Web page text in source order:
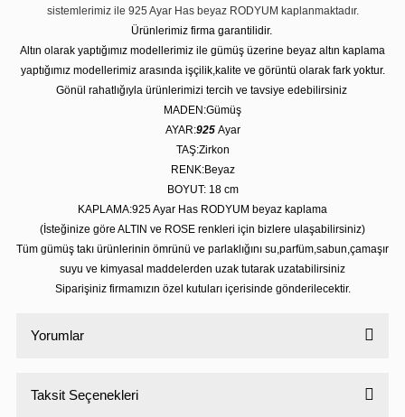
sistemlerimiz ile 925 Ayar Has beyaz RODYUM kaplanmaktadır.
Ürünlerimiz firma garantilidir.
Altın olarak yaptığımız modellerimiz ile gümüş üzerine beyaz altın kaplama
yaptığımız modellerimiz arasında işçilik,kalite ve görüntü olarak fark yoktur.
Gönül rahatlığıyla ürünlerimizi tercih ve tavsiye edebilirsiniz
MADEN:Gümüş
AYAR:925 Ayar
TAŞ:Zirkon
RENK:Beyaz
BOYUT: 18 cm
KAPLAMA:925 Ayar Has RODYUM beyaz kaplama
(İsteğinize göre ALTIN ve ROSE renkleri için bizlere ulaşabilirsiniz)
Tüm gümüş takı ürünlerinin ömrünü ve parlaklığını su,parfüm,sabun,çamaşır
suyu ve kimyasal maddelerden uzak tutarak uzatabilirsiniz
Siparişiniz firmamızın özel kutuları içerisinde gönderilecektir.
Yorumlar
Taksit Seçenekleri